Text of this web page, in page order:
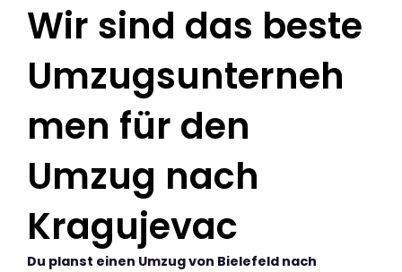
Wir sind das beste
Umzugsunterneh
men für den
Umzug nach
Kragujevac
Du planst einen Umzug von Bielefeld nach